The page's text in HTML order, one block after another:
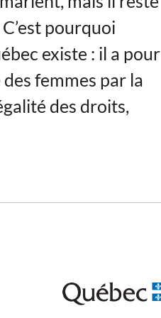
pourquoi
existe : il a pour
femmes par la
des droits,